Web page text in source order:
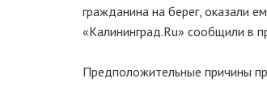
гражданина на берег, оказали
«Калининград.Ru» сообщили в
Предположительные причины